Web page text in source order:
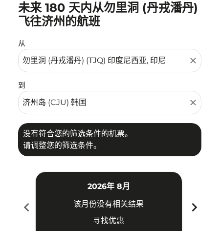
未来 180 天内从勿里洞 (丹戎潘丹)
飞往济州的航班
从
close
到
close
没有符合您的筛选条件的机票。
请调整您的筛选条件。
没有符合您的筛选条件的机票。请调整您的筛选条件。
chevron_left
2026年 8月
该月份没有相关结果
寻找优惠
chevron_right